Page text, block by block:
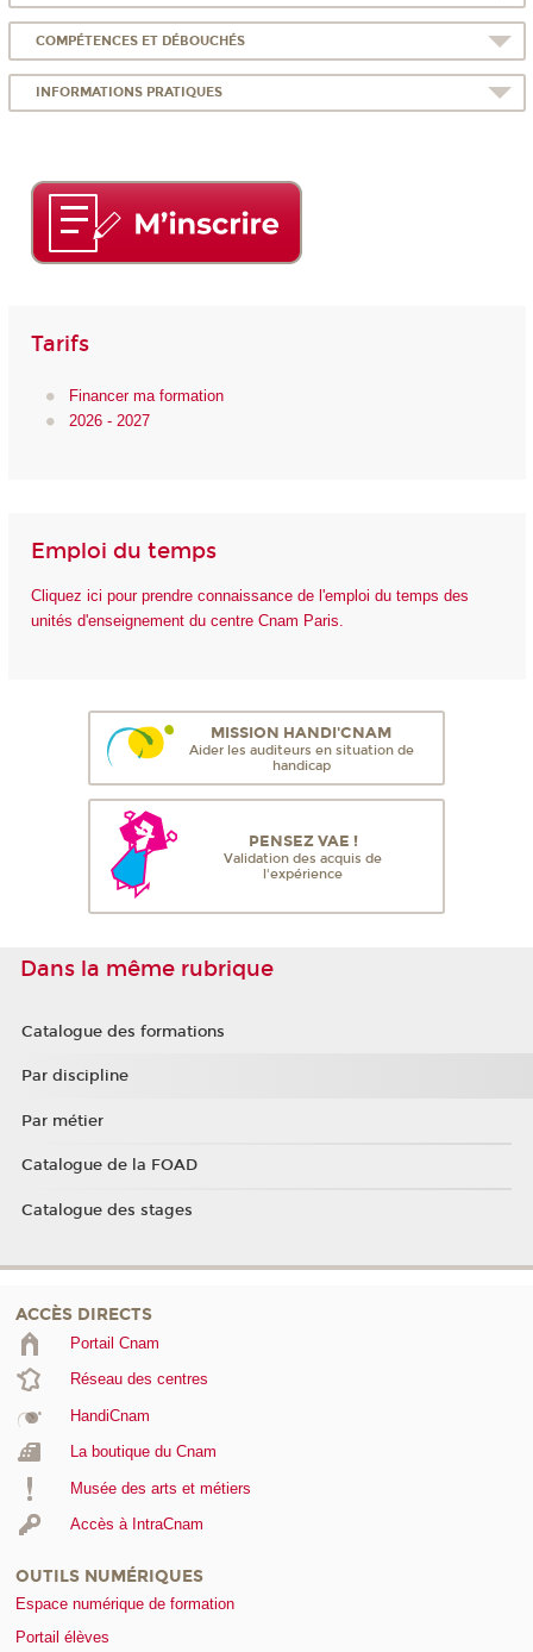
COMPÉTENCES ET DÉBOUCHÉS
INFORMATIONS PRATIQUES
Tarifs
Financer ma formation
2026 - 2027
Emploi du temps
Cliquez ici pour prendre connaissance de l'emploi du temps des
unités d'enseignement du centre Cnam Paris.
MISSION HANDI'CNAM
Aider les auditeurs en situation de
handicap
PENSEZ VAE !
Validation des acquis de
l'expérience
Dans la même rubrique
Catalogue des formations
Par discipline
Par métier
Catalogue de la FOAD
Catalogue des stages
ACCÈS DIRECTS
Portail Cnam
Réseau des centres
HandiCnam
La boutique du Cnam
Musée des arts et métiers
Accès à IntraCnam
OUTILS NUMÉRIQUES
Espace numérique de formation
Portail élèves